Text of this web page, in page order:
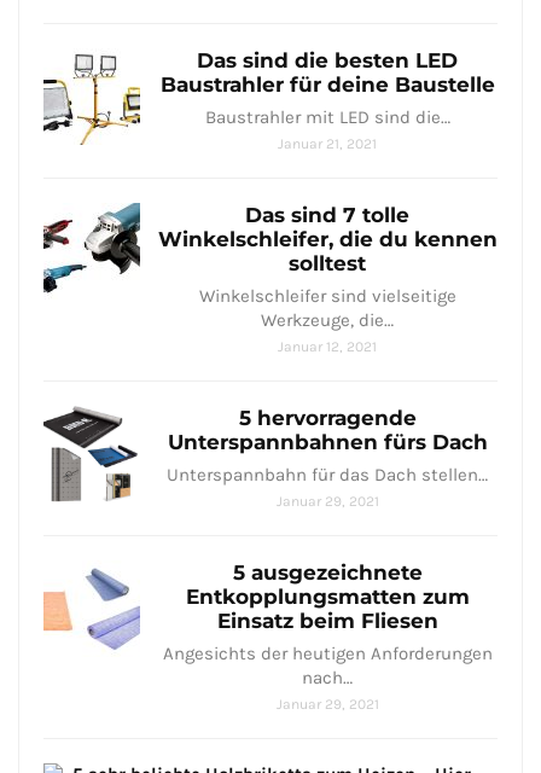
Das sind die besten LED
Baustrahler für deine Baustelle
Baustrahler mit LED sind⁤ die…
Januar 21, 2021
Das sind 7 tolle
Winkelschleifer, die du kennen
solltest
Winkelschleifer sind vielseitige
Werkzeuge, die…
Januar 12, 2021
5 hervorragende
Unterspannbahnen fürs Dach
Unterspannbahn für das Dach stellen…
Januar 29, 2021
5 ausgezeichnete
Entkopplungsmatten zum
Einsatz beim Fliesen
Angesichts der heutigen Anforderungen
nach…
Januar 29, 2021